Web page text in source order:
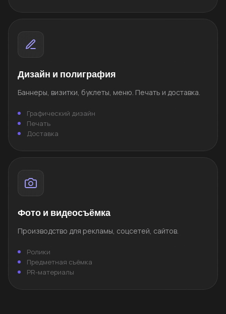
Дизайн и полиграфия
Баннеры, визитки, буклеты, меню. Печать и доставка.
Графический дизайн
Печать
Доставка
Фото и видеосъёмка
Производство для рекламы, соцсетей, сайтов.
Ролики
Предметная съёмка
PR-материалы